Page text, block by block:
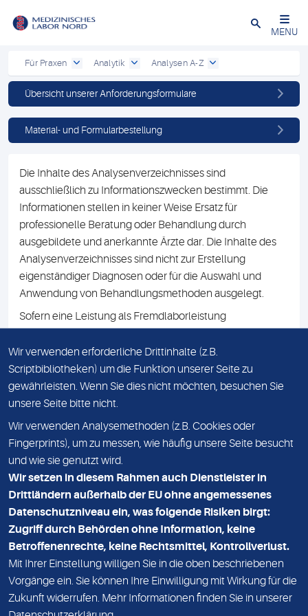
Schließen
MENU
Für Praxen Analytik Analysen A-Z
Übersicht unserer Anforderungsformulare
Material- und Formularbestellung
Die Inhalte des Analysenverzeichnisses sind
ausschließlich zu Informationszwecken bestimmt. Die
Informationen stellen in keiner Weise Ersatz für
professionelle Beratung oder Behandlung durch
ausgebildete und anerkannte Ärzte dar. Die Inhalte des
Analysenverzeichnisses sind nicht zur Erstellung
eigenständiger Diagnosen oder für die Auswahl und
Anwendung von Behandlungsmethoden ausgelegt.
Sofern eine Leistung als Fremdlaborleistung
Namen des Fremdlabors mit. Mit der Beauftragung der
Fremdlaborleistung erklären Sie sich mit dieser
Vereinbarung einverstanden.
DATENSCHUTZ
KONTAKT
NEWSLETTER
ADRESSE
MVZ Medizinisches Labor Nord MLN GmbH
Essener Straße 108
22419 Hamburg
Wir verwenden erforderliche Drittinhalte (z.B.
Scriptbibliotheken) um die Funktion unserer Seite zu
gewährleisten. Wenn Sie dies nicht möchten, besuchen Sie
unsere Seite bitte nicht.
Wir verwenden Analysemethoden (z.B. Cookies oder
Fingerprints), um zu messen, wie häufig unsere Seite besucht
und wie sie genutzt wird.
Wir setzen in diesem Rahmen auch Dienstleister in
Drittländern außerhalb der EU ohne angemessenes
Datenschutzniveau ein, was folgende Risiken birgt:
Zugriff durch Behörden ohne Information, keine
Betroffenenrechte, keine Rechtsmittel, Kontrollverlust.
Mit Ihrer Einstellung willigen Sie in die oben beschriebenen
Vorgänge ein. Sie können Ihre Einwilligung mit Wirkung für die
Zukunft widerrufen. Mehr Informationen finden Sie in unserer